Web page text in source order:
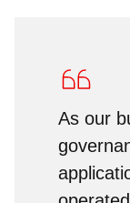
As our